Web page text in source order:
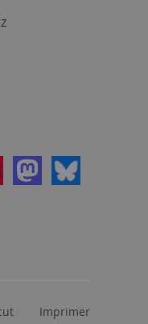
Mastodon
Bluesky
Imprimer